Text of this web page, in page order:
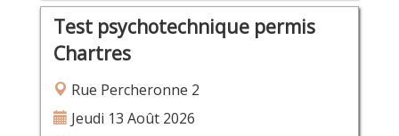
Test psychotechnique permis
Chartres
Rue Percheronne 2
Jeudi 13 Août 2026